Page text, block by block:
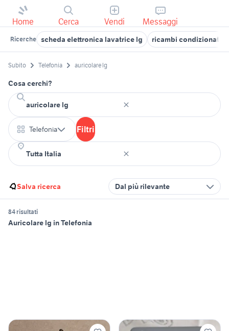
Home Cerca Vendi Messaggi
Ricerche scheda elettronica lavatrice lg ricambi
Subito Telefonia auricolare lg
Cosa cerchi?
Telefonia Filtri
Salva ricerca Dal più rilevante
84 risultati
Auricolare lg in Telefonia